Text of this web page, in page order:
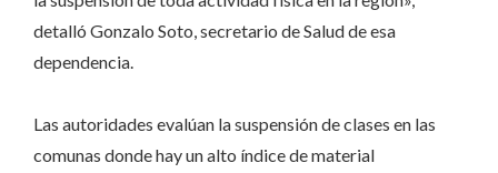
detalló Gonzalo Soto, secretario de Salud de esa
dependencia.
Las autoridades evalúan la suspensión de clases en las
comunas donde hay un alto índice de material